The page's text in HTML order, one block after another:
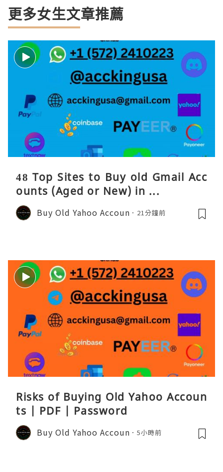
更多女生文章推薦
48 Top Sites to Buy old Gmail Acc
ounts (Aged or New) in ...
Buy Old Yahoo Accoun 21分鐘前
Risks of Buying Old Yahoo Accoun
ts | PDF | Password
Buy Old Yahoo Accoun 5小時前